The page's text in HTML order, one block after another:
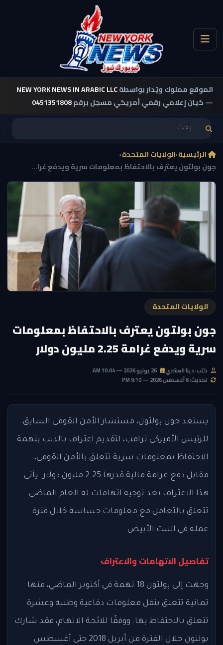
الموقع مملوك ويُدار بواسطةNEW YORK NEWS IN ARABIC LLC
— كيان إعلامي رقمي أمريكي مسجل برقم0451351808
الرئيسية›الولايات المتحدة›
جون بولتون يعترف بالاحتفاظ بمعلومات سرية ويدفع غرا...
الولايات المتحدة
جون بولتون يعترف بالاحتفاظ بمعلومات
سرية ويدفع غرامة 2.25 مليون دولار
كتب: دينا العشري
تحديث: 6 أغسطس 2026 — 9:10 PM
يستعد جون بولتون، مستشار الأمن القومي السابق
للرئيس الأميركي ترامب، لتقديم اعتراف بالذنب بتهمة
الاحتفاظ بمعلومات سرية تتعلق بالأمن القومي،
مقابل دفع غرامة مالية قدرها 2.25 مليون دولار. يأتي
هذا الاعتراف بعد توجيه اتهامات له العام الماضي
تتعلق بالتعامل مع معلومات حساسة خلال فترة
عمله في البيت الأبيض.
تفاصيل الاتهامات والاعتراف
وجهت إلى بولتون 18 تهمة في أكتوبر الماضي، منها
ثمانية تتعلق بنقل معلومات دفاعية وطنية وعشرة
تتعلق بالاحتفاظ بها. ووفقًا للائحة الاتهام، فقد شارك
بولتون خلال الفترة من أبريل 2018 حتى أغسطس